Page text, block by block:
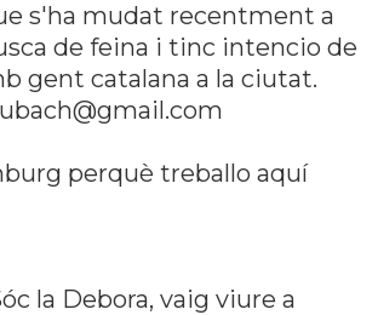
s'ha mudat recentment a
de feina i tinc intencio de
gent catalana a la ciutat.
perquè treballo aquí­
la Debora, vaig viure a